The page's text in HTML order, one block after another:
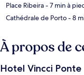
Place Ribeira- 7 min à
Cathédrale de Porto- 8
À propos de
Hotel Vincci